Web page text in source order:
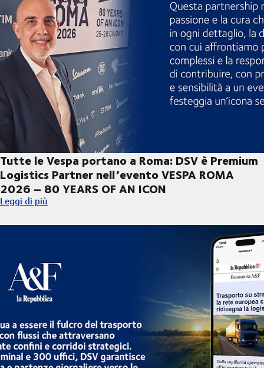
Tutte le Vespa portano a Roma: DSV è Premium
Logistics Partner nell’evento VESPA ROMA
2026 – 80 YEARS OF AN ICON
Tutte le Vespa portano a Roma: DSV è Premium Logistics
Leggi di più